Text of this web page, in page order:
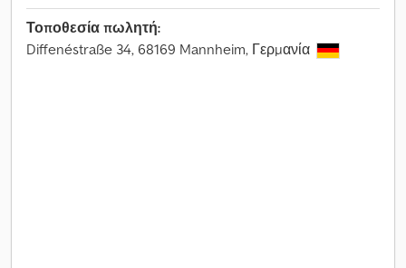
Τοποθεσία πωλητή:
Diffenéstraße 34, 68169 Mannheim, Γερμανία